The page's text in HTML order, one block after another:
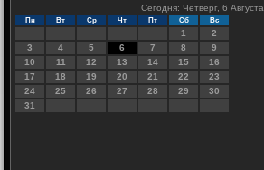
Сегодня: Четверг, 6 Августа
Пн Вт Ср Чт Пт Сб Вс
1
2
3
4 5 6 7 8
9
10
11 12 13 14 15
16
17
18 19 20 21 22
23
24
25 26 27 28 29
30
31